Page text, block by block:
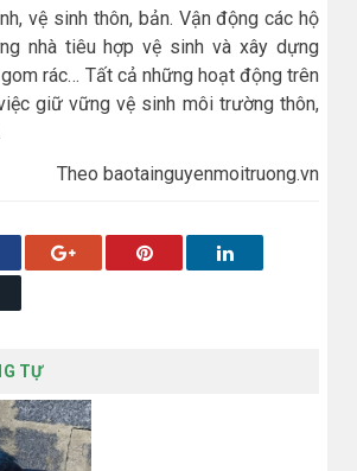
vệ sinh thôn, bản. Vận động các hộ
nhà tiêu hợp vệ sinh và xây dựng
rác… Tất cả những hoạt động trên
giữ vững vệ sinh môi trường thôn,
Theo baotainguyenmoitruong.vn
Google+ Pinterest LinkedIn
TỰ